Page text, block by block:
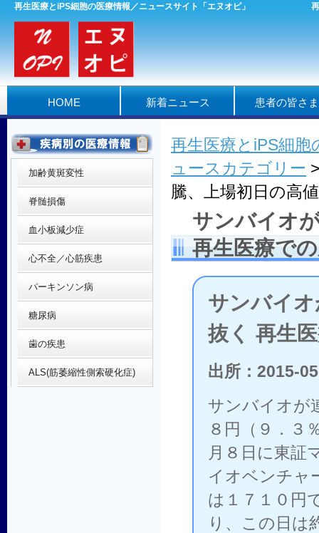
再生医療とiPS細胞の医療情報／ニュースサイト「エヌオピ」
HOME 新着ニュース 患者の皆さ
再生医療とiPS細
ュースカテゴリー
騰、上場初日の高
サンバイオ
再生医療で
サンバイ
抜く 再生
出所：2015-
サンバイオが
８円（９．３
月８日に東証
イオベンチャ
は１７１０円
り、この日は
加齢黄斑変性
脊髄損傷
血小板減少症
心不全／心筋疾患
パーキンソン病
糖尿病
歯の疾患
ALS(筋萎縮性側索硬化症)